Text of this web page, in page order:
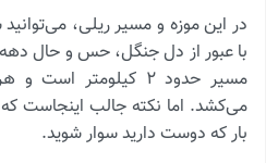
در این موزه و مسیر ریلی،
با عبور از دل جنگل، حس و حال
می‌کشد. اما نکته جالب اینجاست
بار که دوست دارید سوار شوید.